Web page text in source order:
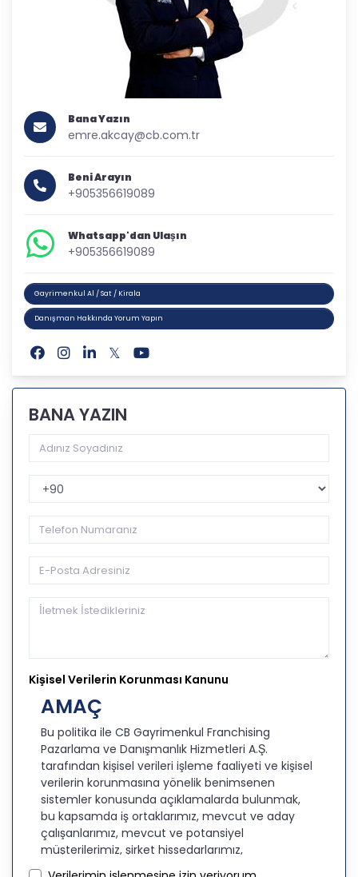
Bana Yazın
emre.akcay@cb.com.tr
Beni Arayın
+905356619089
Whatsapp'dan Ulaşın
+905356619089
Gayrimenkul Al / Sat / Kirala
Danışman Hakkında Yorum Yapın
BANA YAZIN
Telefon Kodu
Kişisel Verilerin Korunması Kanunu
AMAÇ
Bu politika ile CB Gayrimenkul Franchising
Pazarlama ve Danışmanlık Hizmetleri A.Ş.
tarafından kişisel verileri işleme faaliyeti ve kişisel
verilerin korunmasına yönelik benimsenen
sistemler konusunda açıklamalarda bulunmak,
bu kapsamda iş ortaklarımız, mevcut ve aday
çalışanlarımız, mevcut ve potansiyel
müşterilerimiz, şirket hissedarlarımız,